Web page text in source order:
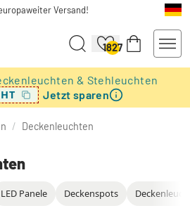
Versand!
1827
& Stehleuchten
Jetzt sparen
/ Deckenleuchten
LED Panele Deckenspots